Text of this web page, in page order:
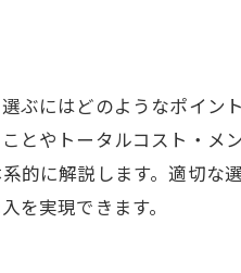
ぶにはどのようなポイ
とやトータルコスト・
的に解説します。適切
を実現できます。